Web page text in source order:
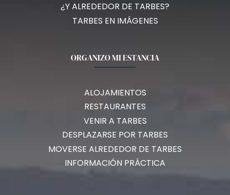
¿Y ALREDEDOR DE TARBES?
TARBES EN IMÁGENES
ORGANIZO MI ESTANCIA
ALOJAMIENTOS
RESTAURANTES
VENIR A TARBES
DESPLAZARSE POR TARBES
MOVERSE ALREDEDOR DE TARBES
INFORMACIÓN PRÁCTICA